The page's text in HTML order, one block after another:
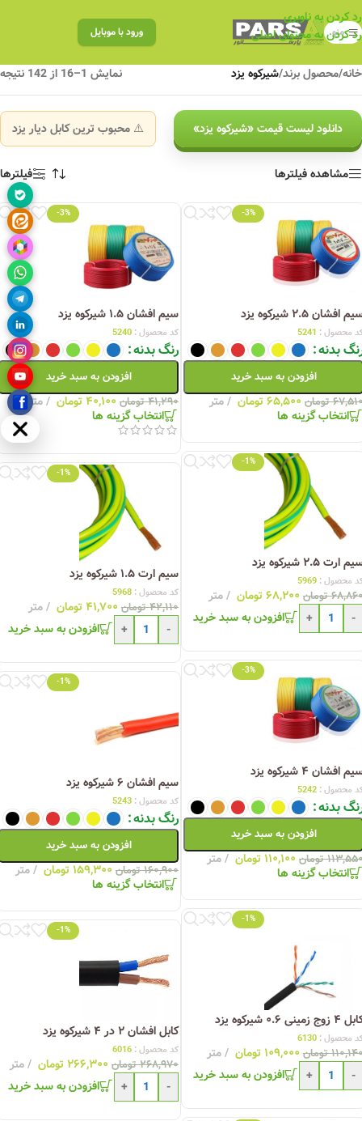
رد کردن به ناوبری
رد کردن به محتوای اصلی
منو ورود با موبایل
خانه/محصول برند/شیرکوه یزد نمایش 1–16 از 142 نتیجه
دانلود لیست قیمت «شیرکوه یزد» ⚠️ محبوب ترین کابل دیار یزد
مشاهده فیلترها فیلترها
-3%
افشان ۲.۵ شیرکوه یزد
محصول : 5241
بدنه
افزودن به سبد خرید
تومان ۶۵,۵۰۰تومان متر
انتخاب گزینه ها
-3%
سیم افشان ۱.۵ شیرکوه یزد
کد محصول : 5240
رنگ بدنه
افزودن به سبد خرید
۴۱,۲۹۰ تومان ۴۰,۱۰۰ تومان متر
انتخاب گزینه ها
-1%
ارت ۲.۵ شیرکوه یزد
محصول : 5969
تومان ۶۸,۲۰۰تومان
متر
-
+ افزودن به سبد خرید
-1%
سیم ارت ۱.۵ شیرکوه یزد
کد محصول : 5968
۴۲,۱۱۰ تومان ۴۱,۷۰۰ تومان
متر
-
+ افزودن به سبد خرید
-3%
افشان ۴ شیرکوه یزد
محصول : 5242
بدنه
افزودن به سبد خرید
تومان ۱۱۰,۱۰۰ تومان متر
انتخاب گزینه ها
-1%
سیم افشان ۶ شیرکوه یزد
کد محصول : 5243
رنگ بدنه
افزودن به سبد خرید
۱۶۰,۹۰۰ تومان ۱۵۹,۳۰۰ تومان متر
انتخاب گزینه ها
-1%
زمینی ۰.۶ شیرکوه یزد
محصول : 6130
تومان ۱۰۹,۰۰۰ تومان
متر
-
+ افزودن به سبد خرید
-1%
کابل افشان ۲ در ۴ شیرکوه یزد
کد محصول : 6016
۲۶۸,۹۷۰ تومان ۲۶۶,۳۰۰ تومان
متر
-
+ افزودن به سبد خرید